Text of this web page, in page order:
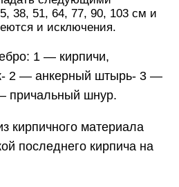
38, 51, 64, 77, 90, 103 см и
и исключения.
1 — кирпичи,
2 — анкерный штырь- 3 —
причальный шнур.
кирпичного материала
последнего кирпича на